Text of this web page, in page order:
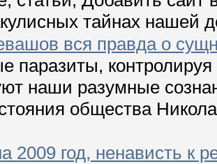
тайнах нашей
вся правда о
паразиты,
наши разумные
общества
2009 год, ненависть к